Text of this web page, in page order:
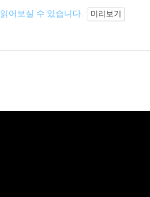
어보실 수 있습니다. 미리보기